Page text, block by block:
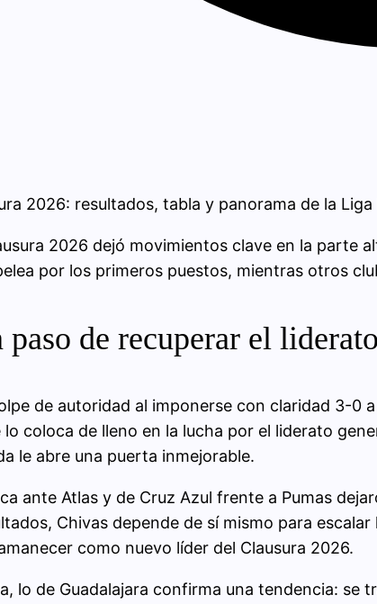
2026: resultados, tabla y panorama de la Liga
2026 dejó movimientos clave en la parte
por los primeros puestos, mientras otros
paso de recuperar el liderato
de autoridad al imponerse con claridad 3-
coloca de lleno en la lucha por el liderato
le abre una puerta inmejorable.
ante Atlas y de Cruz Azul frente a Pumas
Chivas depende de sí mismo para
como nuevo líder del Clausura 2026.
lo de Guadalajara confirma una tendencia: